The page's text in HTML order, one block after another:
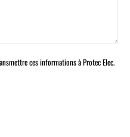
ces informations à Protec Elec.